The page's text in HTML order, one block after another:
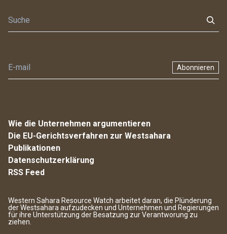
Abonnieren
Wie die Unternehmen argumentieren
Die EU-Gerichtsverfahren zur Westsahara
Publikationen
Datenschutzerklärung
RSS Feed
Western Sahara Resource Watch arbeitet daran, die Plünderung
der Westsahara aufzudecken und Unternehmen und Regierungen
für ihre Unterstützung der Besatzung zur Verantworung zu
ziehen.